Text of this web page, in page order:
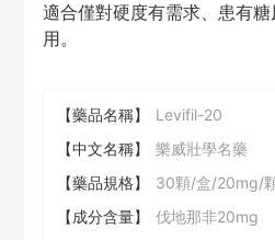
適合僅對硬度有需求、患有
用。
【藥品名稱】
Levifil-20
【中文名稱】
樂威壯學名藥
【藥品規格】
30顆/盒/20mg/
【成分含量】
伐地那非20mg